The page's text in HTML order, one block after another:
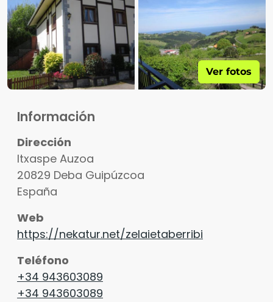
Ver fotos
Información
Dirección
Itxaspe Auzoa
20829 Deba Guipúzcoa
España
Web
https://nekatur.net/zelaietaberribi
Teléfono
+34 943603089
+34 943603089